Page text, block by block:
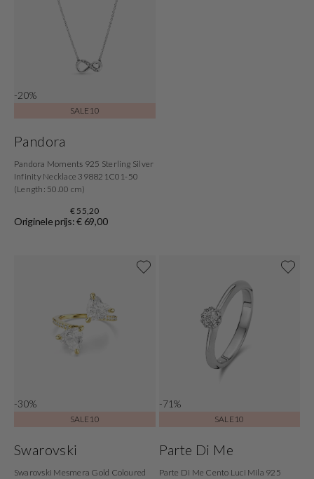
-20%
SALE10
Pandora
Pandora Moments 925 Sterling Silver
Infinity Necklace 398821C01-50
(Length: 50.00 cm)
€ 55,20
Originele prijs: € 69,00
-30%
SALE10
Swarovski
Swarovski Mesmera Gold Coloured
-71%
SALE10
Parte Di Me
Parte Di Me Cento Luci Mila 925